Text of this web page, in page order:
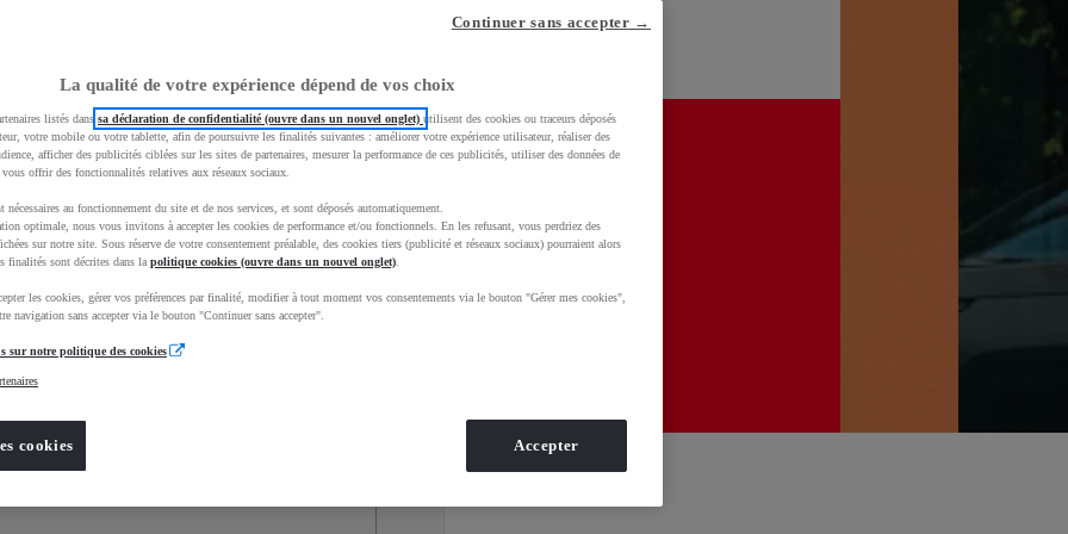
Services Concession
Occasions
La qualité de votre expérience dépend de vos choix
listés dans sa déclaration de confidentialité (ouvre dans un nouvel onglet) utilisent des cookies ou traceurs déposés
votre mobile ou votre tablette, afin de poursuivre les finalités suivantes : améliorer votre expérience utilisateur, réaliser des
afficher des publicités ciblées sur les sites de partenaires, mesurer la performance de ces publicités, utiliser des données de
offrir des fonctionnalités relatives aux réseaux sociaux.
nécessaires au fonctionnement du site et de nos services, et sont déposés automatiquement.
optimale, nous vous invitons à accepter les cookies de performance et/ou fonctionnels. En les refusant, vous perdriez des
sur notre site. Sous réserve de votre consentement préalable, des cookies tiers (publicité et réseaux sociaux) pourraient alors
finalités sont décrites dans la politique cookies (ouvre dans un nouvel onglet)
les cookies, gérer vos préférences par finalité, modifier à tout moment vos consentements via le bouton "Gérer mes cookies",
navigation sans accepter via le bouton "Continuer sans accepter".
sur notre politique des cookies
cookies
Continuer sans accepter →
Accepter